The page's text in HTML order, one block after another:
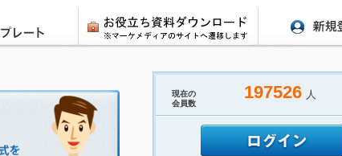
現在の
会員数
197526 人